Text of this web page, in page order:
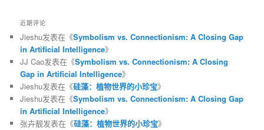
近期评论
Jieshu发表在《Symbolism vs. Connectionism: A Closing Gap
in Artificial Intelligence》
JJ Cao发表在《Symbolism vs. Connectionism: A Closing
Gap in Artificial Intelligence》
Jieshu发表在《硅藻：植物世界的小珍宝》
Jieshu发表在《Symbolism vs. Connectionism: A Closing Gap
in Artificial Intelligence》
张卉靓发表在《硅藻：植物世界的小珍宝》